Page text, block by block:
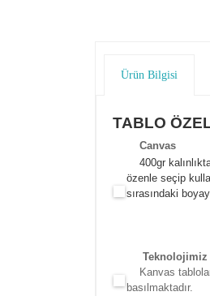
Ürün Bilgisi
TABLO
Canvas
400gr
özenle seçip
sırasındaki
Teknolojimiz
Kanvas
basılmaktadır.